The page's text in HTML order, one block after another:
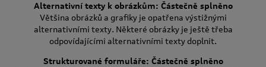
Alternativní texty k obrázkům: Částečně splněno
Většina obrázků a grafiky je opatřena výstižnými
alternativními texty. Některé obrázky je ještě třeba
odpovídajícími alternativními texty doplnit.
Strukturované formuláře: Částečně splněno